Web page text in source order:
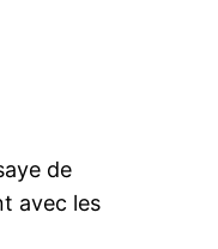
de
avec les